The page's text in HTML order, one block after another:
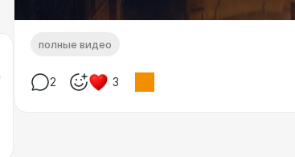
полные видео
2 3